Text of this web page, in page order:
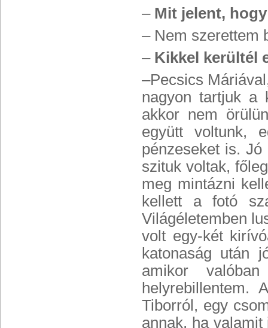
– Mit jelent,
– Nem szerettem
– Kikkel kerültél
–Pecsics
nagyon tartjuk a
akkor nem
együtt voltunk,
pénzeseket is.
szituk voltak,
meg mintázni
kellett a fotó
Világéletemben
volt egy-két
katonaság után
amikor
helyrebillentem.
Tiborról, egy
annak, ha